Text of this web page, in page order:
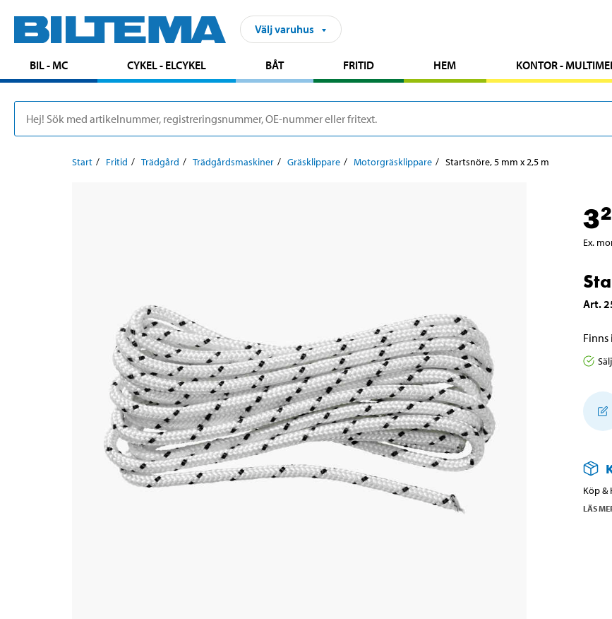
Välj varuhus
BIL - MC CYKEL - ELCYKEL BÅT FRITID HEM KONTOR -
Start Fritid Trädgård Trädgårdsmaskiner Gräsklippare Motorgräsklippare Startsnöre, 5 mm x 2,5 m
3
Ex.
Art.
Finns
Köp
LÄS